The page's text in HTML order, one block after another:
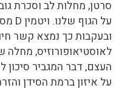
על הגוף שלנו. ויטמין D
ובעקבות כך נמצא קשר
לאוסטיאופורוזיס,
העצם, דבר המגביר סיכון
על איזון ברמת הסידן